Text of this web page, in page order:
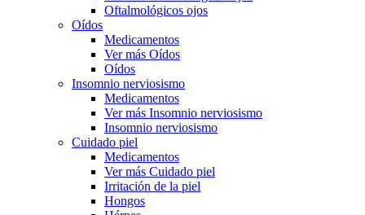
Oftalmológicos ojos
Oídos
Medicamentos
Ver más Oídos
Oídos
Insomnio nerviosismo
Medicamentos
Ver más Insomnio nerviosismo
Insomnio nerviosismo
Cuidado piel
Medicamentos
Ver más Cuidado piel
Irritación de la piel
Hongos